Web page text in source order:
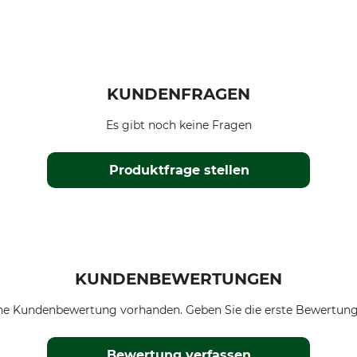
KUNDENFRAGEN
Produktfrage stellen
Es gibt noch keine Fragen
KUNDENBEWERTUNGEN
Kundenbewertung vorhanden. Geben Sie die erste